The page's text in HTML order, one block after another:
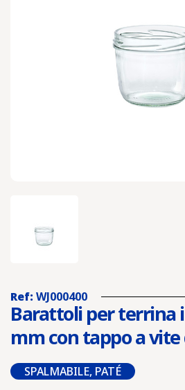
Ref: WJ000400
Barattoli per terrina
mm con tappo a vite
SPALMABILE, PATÉ
Ricevi le nostre
offerte
Pour ne pas manquerles
utilizziamo il tuo indirizzo email al fine di
Puoi annullare l'iscrizione in qualsiasi